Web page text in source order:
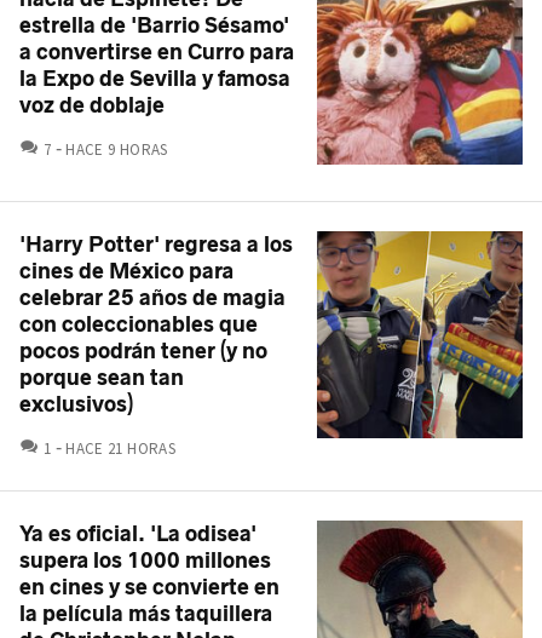
estrella de 'Barrio Sésamo'
a convertirse en Curro para
la Expo de Sevilla y famosa
voz de doblaje
7 COMENTARIOS
HACE 9 HORAS
'Harry Potter' regresa a los
cines de México para
celebrar 25 años de magia
con coleccionables que
pocos podrán tener (y no
porque sean tan
exclusivos)
1 COMENTARIOS
HACE 21 HORAS
Ya es oficial. 'La odisea'
supera los 1000 millones
en cines y se convierte en
la película más taquillera